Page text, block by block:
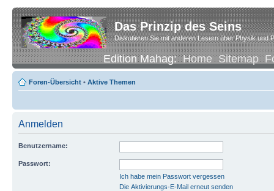
Das Prinzip des Seins
Diskutieren Sie mit anderen Lesern über Physik und
Edition Mahag:Home Sitemap
Foren-Übersicht • Aktive Themen
Anmelden
Benutzername:
Passwort:
Ich habe mein Passwort vergessen
Die Aktivierungs-E-Mail erneut senden